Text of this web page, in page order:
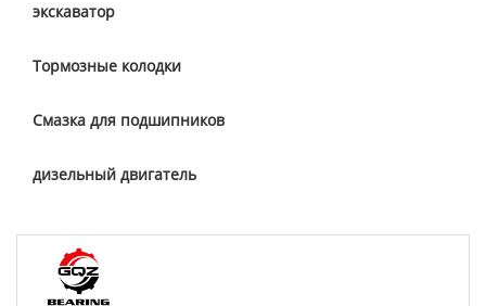
экскаватор
Тормозные колодки
Смазка для подшипников
дизельный двигатель